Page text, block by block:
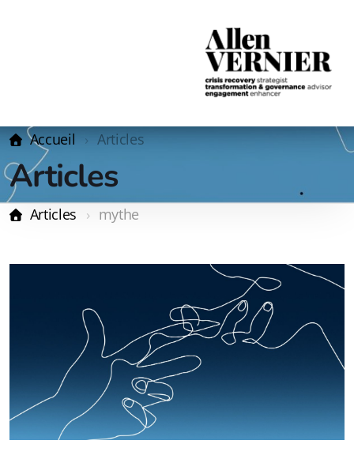
Accueil Articles
Articles
Articles mythe